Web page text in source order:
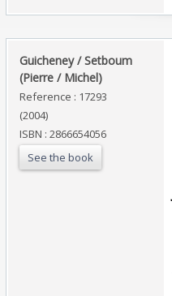
‎Guicheney / Setboum
(Pierre / Michel)‎
Reference : 17293
(2004)
ISBN : 2866654056
See the book